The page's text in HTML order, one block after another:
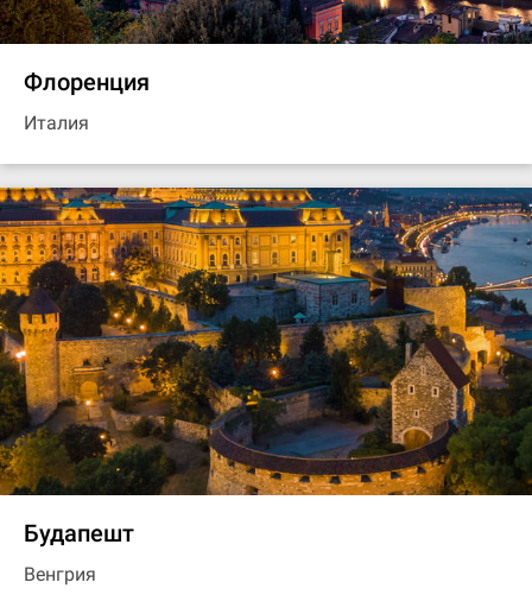
Флоренция
Италия
Будапешт
Венгрия